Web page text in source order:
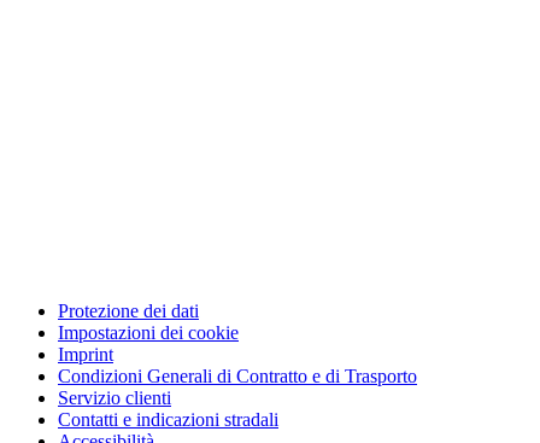
Protezione dei dati
Impostazioni dei cookie
Imprint
Condizioni Generali di Contratto e di Trasporto
Servizio clienti
Contatti e indicazioni stradali